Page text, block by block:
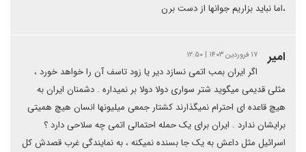
،اما نباید بزاریم جوانها از دست برن
امیر ۱۷ فروردین ۱۴۰۳ | ۱۲:۵۰
اگر ایران بمب اتمی نسازد دیر یا زود تاسف آن را خواهد خورد ،
مثلی قدیمی میگوید شتر سواری دولا دولا بر نمیداره . دشمنان ایران به
هیچ قاعده ای احترام نمیگذارند کشتار جمعی میلیونها انسان هیچ همیتی
برایشان ندارد . ایران برای یک حمله احتمالی اتمی چه سلاحی دارد ؟
اسرائیل مثل داعش به یک جا بسنده نمیکنه ، به نمایندگی غرب قصدش کل